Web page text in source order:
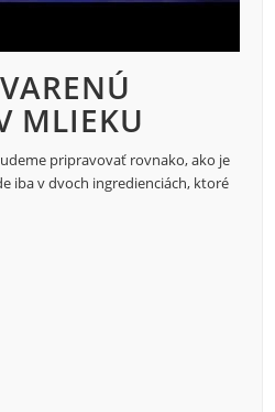
MLIEKU
pripravovať rovnako, ako je
iba v dvoch ingredienciách, ktoré